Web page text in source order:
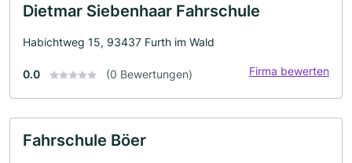
Dietmar Siebenhaar Fahrschule
Habichtweg 15, 93437 Furth im Wald
0.0 (0 Bewertungen) Firma bewerten
Fahrschule Böer